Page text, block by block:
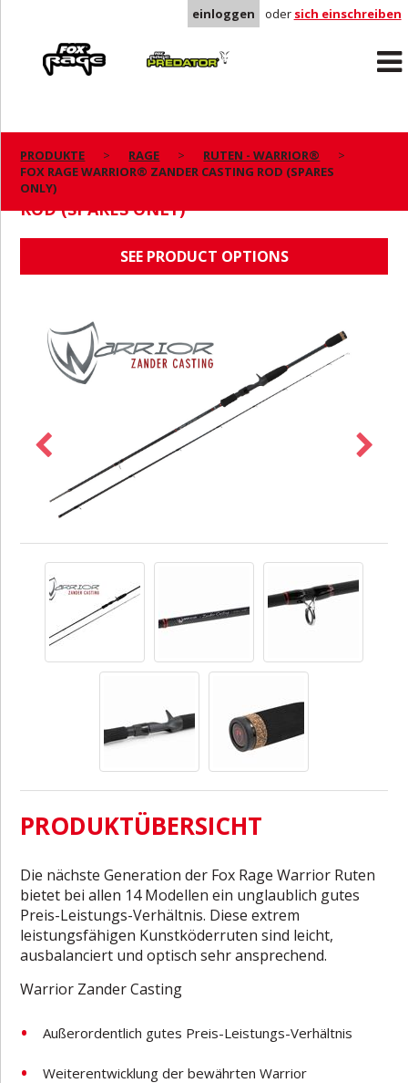
einloggen oder sich einschreiben
Predator
PRODUKTE RAGE
RUTEN - WARRIOR®
FOX RAGE WARRIOR® ZANDER CASTING ROD (SPARES
ONLY)
FOX RAGE WARRIOR® ZANDER CASTING
ROD (SPARES ONLY)
SEE PRODUCT OPTIONS
PRODUKTÜBERSICHT
Die nächste Generation der Fox Rage Warrior Ruten
bietet bei allen 14 Modellen ein unglaublich gutes
Preis-Leistungs-Verhältnis. Diese extrem
leistungsfähigen Kunstköderruten sind leicht,
ausbalanciert und optisch sehr ansprechend.
Warrior Zander Casting
Außerordentlich gutes Preis-Leistungs-Verhältnis
Weiterentwicklung der bewährten Warrior